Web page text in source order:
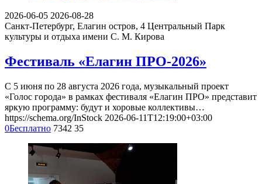
2026-06-05 2026-08-28
Санкт-Петербург, Елагин остров, 4 Центральный Парк
культуры и отдыха имени С. М. Кирова
Фестиваль «Елагин ПРО-2026»
С 5 июня по 28 августа 2026 года, музыкальный проект
«Голос города» в рамках фестиваля «Елагин ПРО» представит
яркую программу: будут и хоровые коллективы…
https://schema.org/InStock 2026-06-11T12:19:00+03:00
0Бесплатно 7342 35